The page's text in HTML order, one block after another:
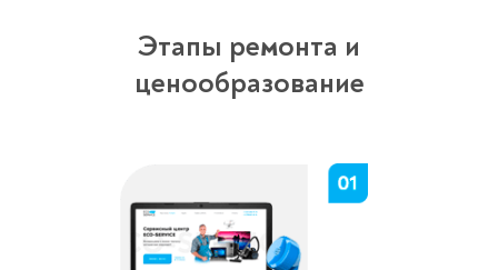
Этапы ремонта и
ценообразование